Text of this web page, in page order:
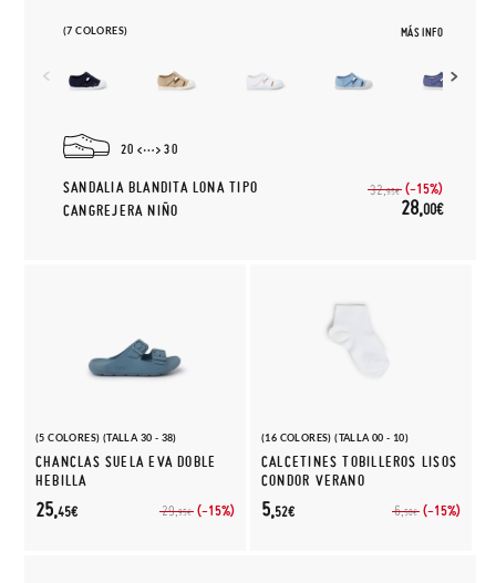
(7 COLORES) MÁS INFO
20 30
SANDALIA BLANDITA LONA TIPO
CANGREJERA NIÑO
32,95€ (-15%)
28,00€
(5 COLORES) (TALLA 30 - 38)
CHANCLAS SUELA EVA DOBLE
HEBILLA
29,95€ (-15%)
25,45€
(16 COLORES) (TALLA 00 - 10)
CALCETINES TOBILLEROS LISOS
CONDOR VERANO
6,50€ (-15%)
5,52€